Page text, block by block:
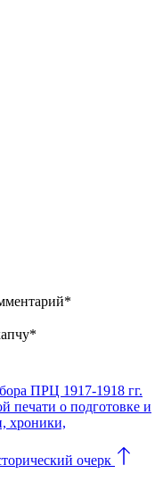
ПРЦ 1917-1918 гг.
печати о подготовке и
хроники,
очерк